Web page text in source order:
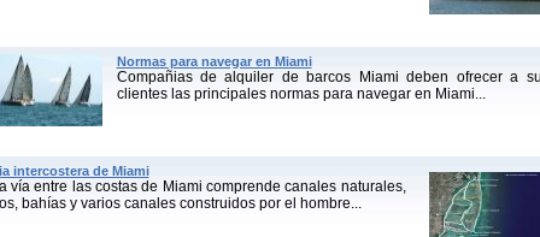
Normas para navegar en Miami
Compañias de alquiler de barcos Miami deben ofrecer a
clientes las principales normas para navegar en Miami...
intercostera de Miami
vía entre las costas de Miami comprende canales naturales,
bahías y varios canales construidos por el hombre...